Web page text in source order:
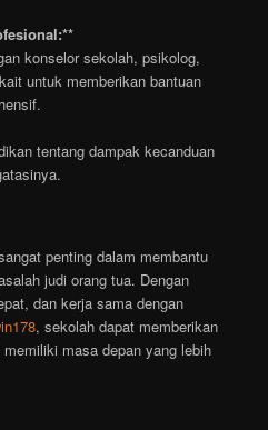
konselor sekolah, psikolog,
untuk memberikan bantuan
tentang dampak kecanduan
penting dalam membantu
judi orang tua. Dengan
dan kerja sama dengan
, sekolah dapat memberikan
masa depan yang lebih